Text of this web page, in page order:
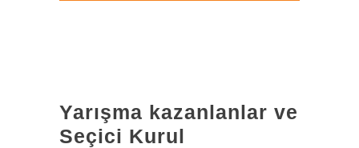
Yarışma kazanlanlar ve
Seçici Kurul